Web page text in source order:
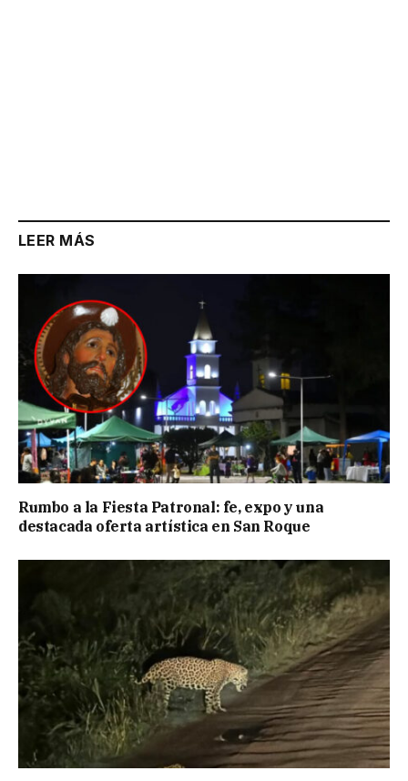
LEER MÁS
Rumbo a la Fiesta Patronal: fe, expo y una
destacada oferta artística en San Roque